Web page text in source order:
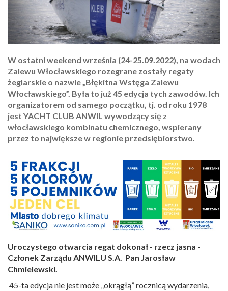
W ostatni weekend września (24-25.09.2022), na wodach
Zalewu Włocławskiego rozegrane zostały regaty
żeglarskie o nazwie „Błękitna Wstęga Zalewu
Włocławskiego”. Była to już 45 edycja tych zawodów. Ich
organizatorem od samego początku, tj. od roku 1978
jest YACHT CLUB ANWIL wywodzący się z
włocławskiego kombinatu chemicznego, wspierany
przez to największe w regionie przedsiębiorstwo.
Uroczystego otwarcia regat dokonał - rzecz jasna -
Członek Zarządu ANWILU S.A. Pan Jarosław
Chmielewski.
45-ta edycja nie jest może „okrągłą” rocznicą wydarzenia,